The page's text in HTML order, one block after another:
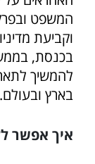
המשפט
וקביעת
בכנסת,
להמשיך
בארץ ובעולם.
איך אפשר